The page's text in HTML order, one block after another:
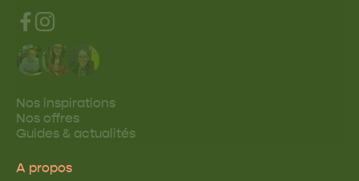
Nos inspirations
Nos offres
Guides & actualités
A propos